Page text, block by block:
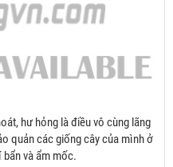
hư hỏng là điều vô cùng lãng
quản các giống cây của mình ở
và ẩm mốc.